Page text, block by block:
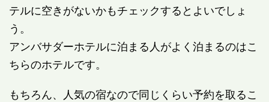
テルに空きがないかもチェックするとよいでしょ
う。
アンバサダーホテルに泊まる人がよく泊まるのはこ
ちらのホテルです。
もちろん、人気の宿なので同じくらい予約を取るこ